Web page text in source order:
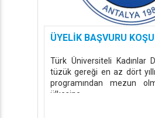
ÜYELİK BAŞVURU
Türk Üniversiteli Kadınlar
tüzük gereği en az dört
programından mezun
ülkesine ...